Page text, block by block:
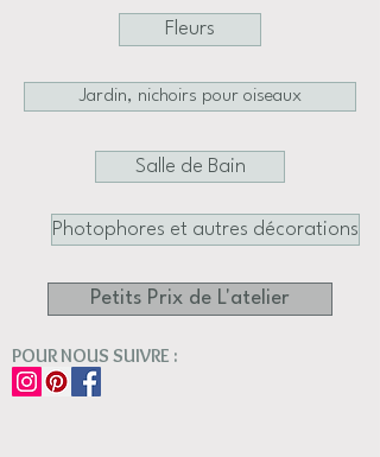
Fleurs
Jardin, nichoirs pour oiseaux
Salle de Bain
Photophores et autres décorations
Petits Prix de L'atelier
POUR NOUS SUIVRE :